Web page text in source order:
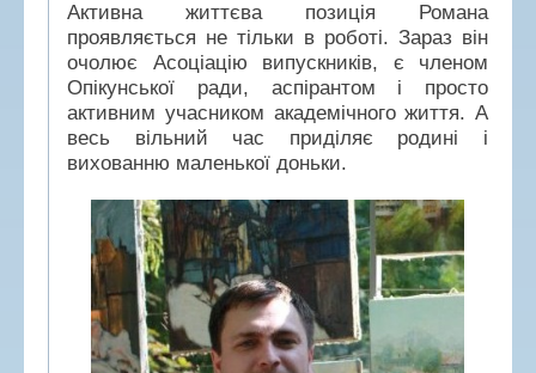
Активна життєва позиція Романа
проявляється не тільки в роботі. Зараз він
очолює Асоціацію випускників, є членом
Опікунської ради, аспірантом і просто
активним учасником академічного життя. А
весь вільний час приділяє родині і
вихованню маленької доньки.